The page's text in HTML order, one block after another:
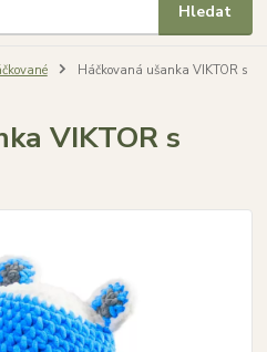
Hledat
Háčkovaná ušanka VIKTOR s
VIKTOR s